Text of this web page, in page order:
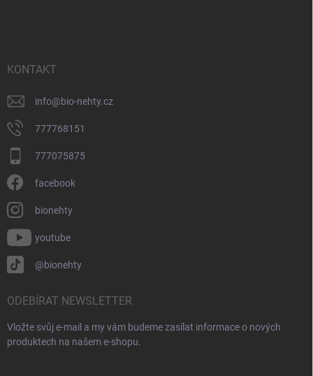
KONTAKT
info@bio-nehty.cz
777768151
777075875
facebook
bionehty
youtube
@bionehty
ODEBÍRAT NEWSLETTER
Vložte svůj e-mail a my vám budeme zasílat informace o nových
produktech na našem e-shopu.